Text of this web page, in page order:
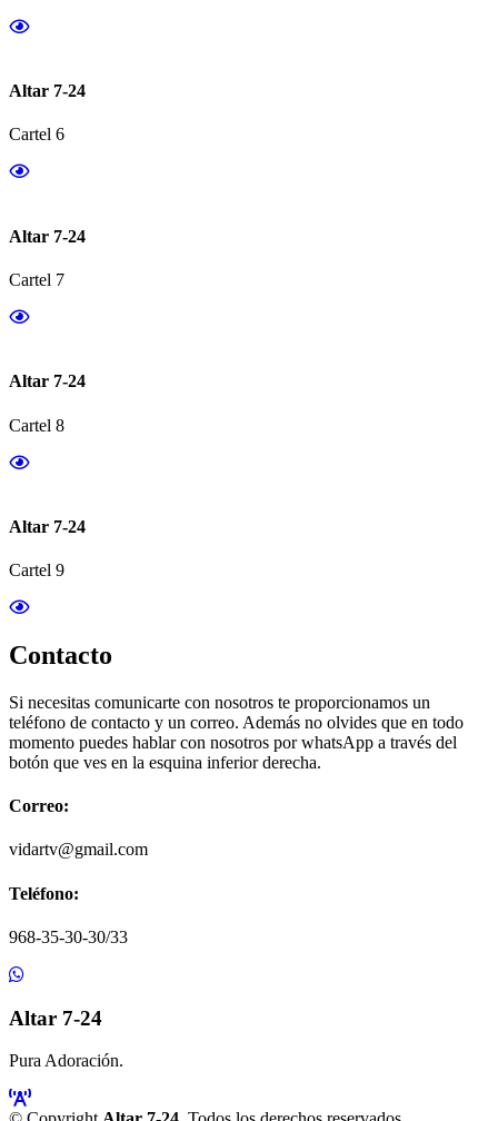
Altar 7-24
Cartel 6
Altar 7-24
Cartel 7
Altar 7-24
Cartel 8
Altar 7-24
Cartel 9
Contacto
Si necesitas comunicarte con nosotros te proporcionamos un
teléfono de contacto y un correo. Además no olvides que en todo
momento puedes hablar con nosotros por whatsApp a través del
botón que ves en la esquina inferior derecha.
Correo:
vidartv@gmail.com
Teléfono:
968-35-30-30/33
Altar 7-24
Pura Adoración.